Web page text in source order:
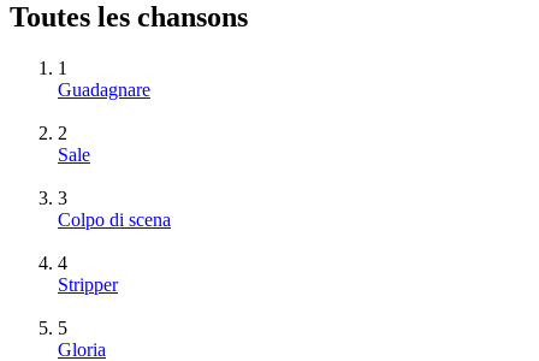
Toutes les chansons
1
Guadagnare
2
Sale
3
Colpo di scena
4
Stripper
5
Gloria